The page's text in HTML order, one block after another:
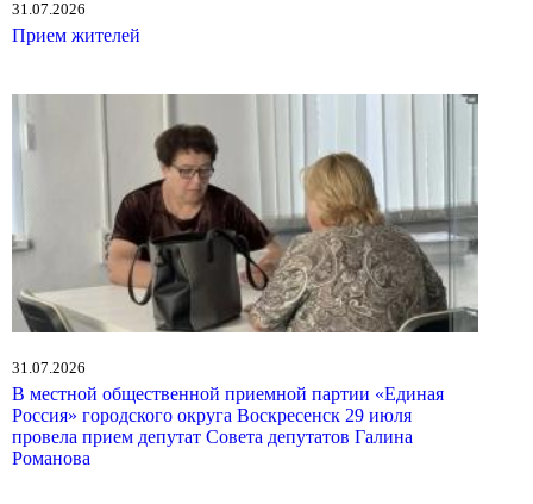
31.07.2026
Прием жителей
31.07.2026
В местной общественной приемной партии «Единая
Россия» городского округа Воскресенск 29 июля
провела прием депутат Совета депутатов Галина
Романова